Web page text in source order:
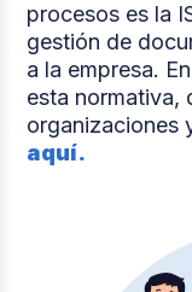
procesos es la
gestión de
a la empresa.
esta normativa,
organizaciones
aquí.